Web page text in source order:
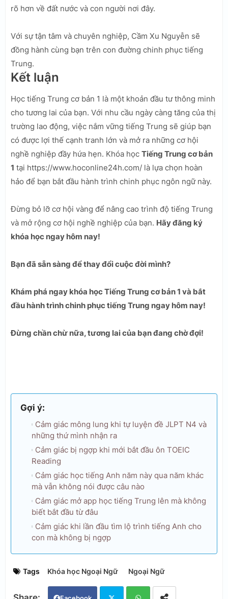
rõ hơn về đất nước và con người nơi đây.
Với sự tận tâm và chuyên nghiệp, Cầm Xu Nguyễn sẽ
đồng hành cùng bạn trên con đường chinh phục tiếng
Trung.
Kết luận
Học tiếng Trung cơ bản 1 là một khoản đầu tư thông minh
cho tương lai của bạn. Với nhu cầu ngày càng tăng của thị
trường lao động, việc nắm vững tiếng Trung sẽ giúp bạn
có được lợi thế cạnh tranh lớn và mở ra những cơ hội
nghề nghiệp đầy hứa hẹn. Khóa học Tiếng Trung cơ bản
1 tại https://www.hoconline24h.com/ là lựa chọn hoàn
hảo để bạn bắt đầu hành trình chinh phục ngôn ngữ này.
Đừng bỏ lỡ cơ hội vàng để nâng cao trình độ tiếng Trung
và mở rộng cơ hội nghề nghiệp của bạn. Hãy đăng ký
khóa học ngay hôm nay!
Bạn đã sẵn sàng để thay đổi cuộc đời mình?
Khám phá ngay khóa học Tiếng Trung cơ bản 1 và bắt
đầu hành trình chinh phục tiếng Trung ngay hôm nay!
Đừng chần chừ nữa, tương lai của bạn đang chờ đợi!
Gợi ý:
Cảm giác mông lung khi tự luyện đề JLPT N4 và
những thứ mình nhận ra
Cảm giác bị ngợp khi mới bắt đầu ôn TOEIC
Reading
Cảm giác học tiếng Anh năm này qua năm khác
mà vẫn không nói được câu nào
Cảm giác mở app học tiếng Trung lên mà không
biết bắt đầu từ đâu
Cảm giác khi lần đầu tìm lộ trình tiếng Anh cho
con mà không bị ngợp
Tags Khóa học Ngoại Ngữ Ngoại Ngữ